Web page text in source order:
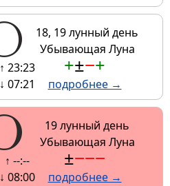
18, 19 лунный день
Убывающая Луна
↑ 23:23
↓ 07:21
+±−+
подробнее →
19 лунный день
Убывающая Луна
↑ --:--
↓ 08:00
±−−−
подробнее →